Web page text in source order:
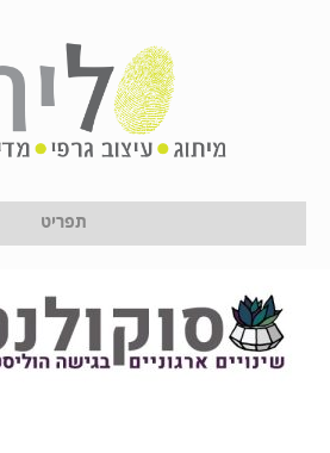
תפריט
soccolent
6 באוקטובר 2024